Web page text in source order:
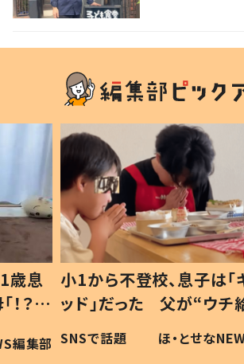
歳息
？」
編集部
小1から不登校、息子は「
ッド」だった 父が“ウチ
作り続ける理由とは #令
#令和の子
SNSで話題 ほ・とせな